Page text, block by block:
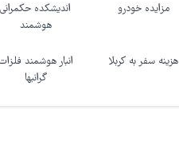
مزایده خودرو
اندیشکده حکمرانی
هوشمند
هزینه سفر به کربلا
انبار هوشمند
گرانبها